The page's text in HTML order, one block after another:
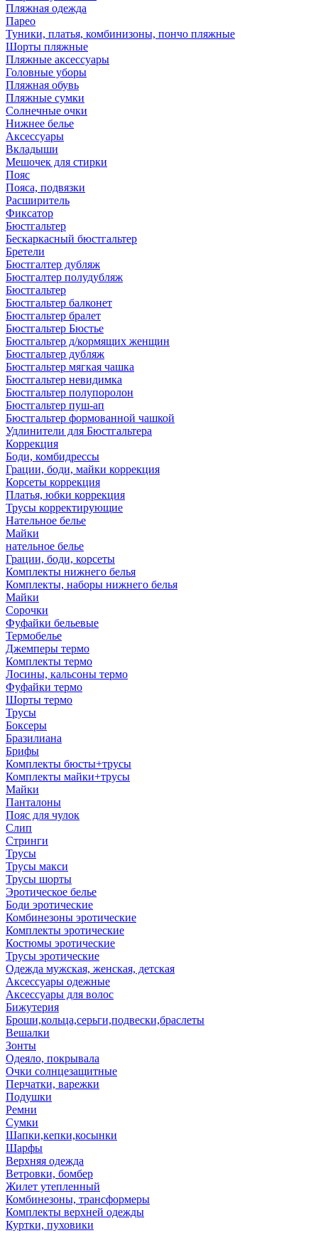
Пляжная одежда
Парео
Туники, платья, комбинизоны, пончо пляжные
Шорты пляжные
Пляжные аксессуары
Головные уборы
Пляжная обувь
Пляжные сумки
Солнечные очки
Нижнее белье
Аксессуары
Вкладыши
Мешочек для стирки
Пояс
Пояса, подвязки
Расширитель
Фиксатор
Бюстгальтер
Бескаркасный бюстгальтер
Бретели
Бюстгалтер дубляж
Бюстгалтер полудубляж
Бюстгальтер
Бюстгальтер балконет
Бюстгальтер бралет
Бюстгальтер Бюстье
Бюстгальтер д/кормящих женщин
Бюстгальтер дубляж
Бюстгальтер мягкая чашка
Бюстгальтер невидимка
Бюстгальтер полупоролон
Бюстгальтер пуш-ап
Бюстгальтер формованной чашкой
Удлинители для Бюстгальтера
Коррекция
Боди, комбидрессы
Грации, боди, майки коррекция
Корсеты коррекция
Платья, юбки коррекция
Трусы корректирующие
Нательное белье
Майки
нательное белье
Грации, боди, корсеты
Комплекты нижнего белья
Комплекты, наборы нижнего белья
Майки
Сорочки
Фуфайки бельевые
Термобелье
Джемперы термо
Комплекты термо
Лосины, кальсоны термо
Фуфайки термо
Шорты термо
Трусы
Боксеры
Бразилиана
Брифы
Комплекты бюсты+трусы
Комплекты майки+трусы
Майки
Панталоны
Пояс для чулок
Слип
Стринги
Трусы
Трусы макси
Трусы шорты
Эротическое белье
Боди эротические
Комбинезоны эротические
Комплекты эротические
Костюмы эротические
Трусы эротические
Одежда мужская, женская, детская
Аксессуары одежные
Аксессуары для волос
Бижутерия
Броши,кольца,серьги,подвески,браслеты
Вешалки
Зонты
Одеяло, покрывала
Очки солнцезащитные
Перчатки, варежки
Подушки
Ремни
Сумки
Шапки,кепки,косынки
Шарфы
Верхняя одежда
Ветровки, бомбер
Жилет утепленный
Комбинезоны, трансформеры
Комплекты верхней одежды
Куртки, пуховики